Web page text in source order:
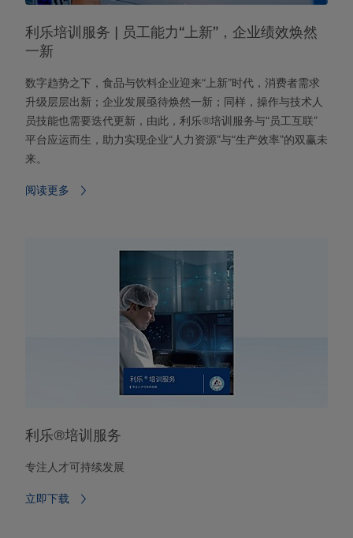
利乐培训服务 | 员工能力“上新”，企业绩效焕然
一新
数字趋势之下，食品与饮料企业迎来“上新”时代，消费者需求
升级层层出新；企业发展亟待焕然一新；同样，操作与技术人
员技能也需要迭代更新，由此，利乐®培训服务与“员工互联”
平台应运而生，助力实现企业“人力资源”与“生产效率”的双赢未
来。
阅读更多⁠
利乐®培训服务
专注人才可持续发展
立即下载